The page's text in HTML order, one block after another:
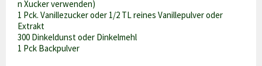
n Xucker verwenden)
1 Pck. Vanillezucker oder 1/2 TL reines Vanillepulver oder
Extrakt
300 Dinkeldunst oder Dinkelmehl
1 Pck Backpulver